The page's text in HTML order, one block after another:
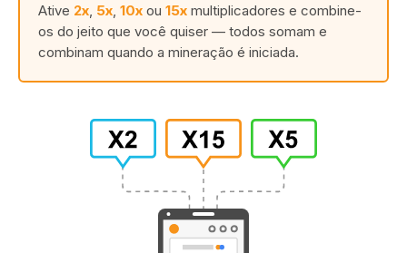
Ative 2x 5x 10x ou 15x multiplicadores e combine-
os do jeito que você quiser — todos somam e
combinam quando a mineração é iniciada.